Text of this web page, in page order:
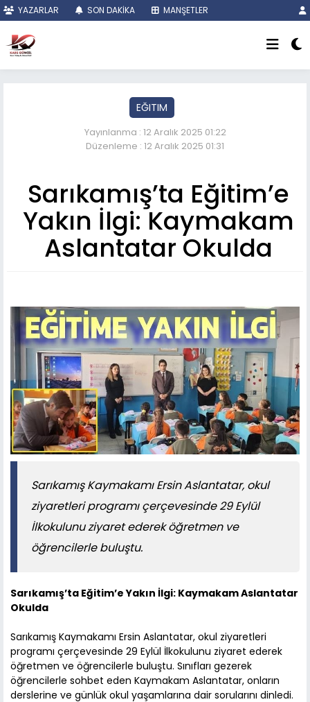
YAZARLAR SON DAKİKA MANŞETLER
EĞITIM
Yayınlanma : 12 Aralık 2025 01:22
Düzenleme : 12 Aralık 2025 01:31
Sarıkamış’ta Eğitim’e
Yakın İlgi: Kaymakam
Aslantatar Okulda
Sarıkamış Kaymakamı Ersin Aslantatar, okul
ziyaretleri programı çerçevesinde 29 Eylül
İlkokulunu ziyaret ederek öğretmen ve
öğrencilerle buluştu.
Sarıkamış’ta Eğitim’e Yakın İlgi: Kaymakam Aslantatar
Okulda
Sarıkamış Kaymakamı Ersin Aslantatar, okul ziyaretleri
programı çerçevesinde 29 Eylül İlkokulunu ziyaret ederek
öğretmen ve öğrencilerle buluştu. Sınıfları gezerek
öğrencilerle sohbet eden Kaymakam Aslantatar, onların
derslerine ve günlük okul yaşamlarına dair sorularını dinledi.